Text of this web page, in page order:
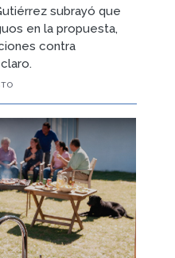
subrayó que
en la propuesta,
contra